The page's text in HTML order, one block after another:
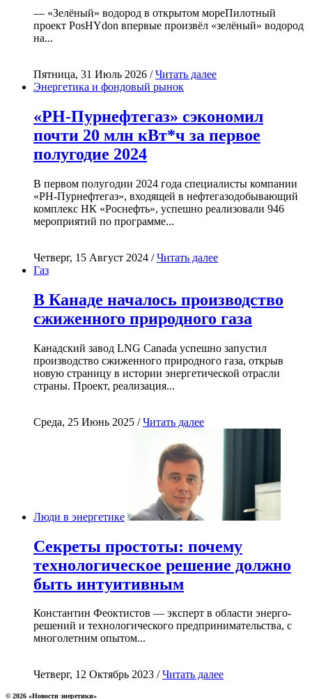
— «Зелёный» водород в открытом мореПилотный
проект PosHYdon впервые произвёл «зелёный» водород
на...
Пятница, 31 Июль 2026 /Читать далее
Энергетика и фондовый рынок
«РН-Пурнефтегаз» сэкономил
почти 20 млн кВт*ч за первое
полугодие 2024
В первом полугодии 2024 года специалисты компании
«РН-Пурнефтегаз», входящей в нефтегазодобывающий
комплекс НК «Роснефть», успешно реализовали 946
мероприятий по программе...
Четверг, 15 Август 2024 /Читать далее
Газ
В Канаде началось производство
сжиженного природного газа
Канадский завод LNG Canada успешно запустил
производство сжиженного природного газа, открыв
новую страницу в истории энергетической отрасли
страны. Проект, реализация...
Среда, 25 Июнь 2025 /Читать далее
Люди в энергетике
Секреты простоты: почему
технологическое решение должно
быть интуитивным
Константин Феоктистов — эксперт в области энерго-
решений и технологического предпринимательства, с
многолетним опытом...
Четверг, 12 Октябрь 2023 /Читать далее
© 2026 «Новости энеретики»